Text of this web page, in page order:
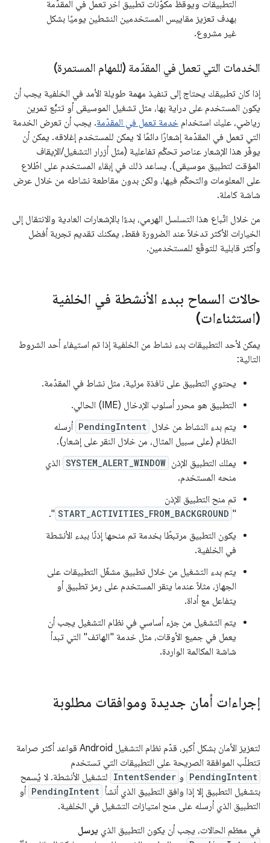
التطبيقات ويوقظ مكوّنات تطبيق آخر تعمل في المقدّمة
بهدف تعزيز مقاييس المستخدمين النشطين يوميًا بشكل
غير مشروع.
الخدمات التي تعمل في المقدّمة (للمهام المستمرة)
إذا كان تطبيقك يحتاج إلى تنفيذ مهمة طويلة الأمد في الخلفية يجب أن
يكون المستخدم على دراية بها، مثل تشغيل الموسيقى أو تتبُّع تمرين
رياضي، عليك استخدام خدمة تعمل في المقدّمة. يجب أن تعرض الخدمة
التي تعمل في المقدّمة إشعارًا دائمًا لا يمكن للمستخدم إغلاقه. يمكن أن
يوفّر هذا الإشعار عناصر تحكّم تفاعلية (مثل أزرار التشغيل/الإيقاف
المؤقت لتطبيق موسيقى). يساعد ذلك في إبقاء المستخدم على اطّلاع
على المعلومات والتحكّم فيها، ولكن بدون مقاطعة نشاطه من خلال عرض
شاشة كاملة.
من خلال اتّباع هذا التسلسل الهرمي، بدءًا بالإشعارات العادية والانتقال إلى
الخيارات الأكثر تدخلاً عند الضرورة فقط، يمكنك تقديم تجربة أفضل
وأكثر قابلية للتوقّع للمستخدمين.
حالات السماح ببدء الأنشطة في الخلفية
(استثناءات)
يمكن لأحد التطبيقات بدء نشاط من الخلفية إذا تم استيفاء أحد الشروط
التالية:
يحتوي التطبيق على نافذة مرئية، مثل نشاط في المقدّمة.
التطبيق هو محرر أسلوب الإدخال (IME) الحالي.
يتم بدء النشاط من خلال PendingIntent أرسله
النظام (على سبيل المثال، من خلال النقر على إشعار).
يملك التطبيق الإذن SYSTEM_ALERT_WINDOW الذي
منحه المستخدم.
تم منح التطبيق الإذن
"
START_ACTIVITIES_FROM_BACKGROUND
".
يكون التطبيق مرتبطًا بخدمة تم منحها إذنًا ببدء الأنشطة
في الخلفية.
يتم بدء التشغيل من خلال تطبيق مشغّل التطبيقات على
الجهاز، مثلاً عندما ينقر المستخدم على رمز تطبيق أو
يتفاعل مع أداة.
يتم التشغيل من جزء أساسي في نظام التشغيل يجب أن
يعمل في جميع الأوقات، مثل خدمة "الهاتف" التي تبدأ
شاشة المكالمة الواردة.
إجراءات أمان جديدة وموافقات مطلوبة
لتعزيز الأمان بشكل أكبر، قدّم نظام التشغيل Android قواعد أكثر صرامة
تتطلّب الموافقة الصريحة على التطبيقات التي تستخدم
PendingIntent و IntentSender لتشغيل الأنشطة. لا يُسمح
بتشغيل التطبيق إلا إذا وافق التطبيق الذي أنشأ PendingIntent أو
التطبيق الذي أرسله على منح امتيازات التشغيل في الخلفية.
في معظم الحالات، يجب أن يكون التطبيق الذي يرسل